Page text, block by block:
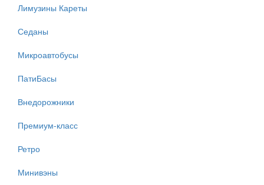
Лимузины Кареты
Седаны
Микроавтобусы
ПатиБасы
Внедорожники
Премиум-класс
Ретро
Минивэны